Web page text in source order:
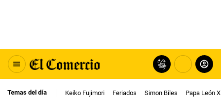
Temas del día Keiko Fujimori Feriados Simon Biles Papa León